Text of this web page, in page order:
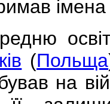
(Польща
на